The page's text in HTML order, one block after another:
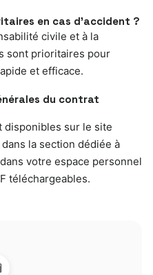
en cas d’accident ?
civile et à la
sont prioritaires pour
et efficace.
du contrat
disponibles sur le site
la section dédiée à
votre espace personnel
téléchargeables.